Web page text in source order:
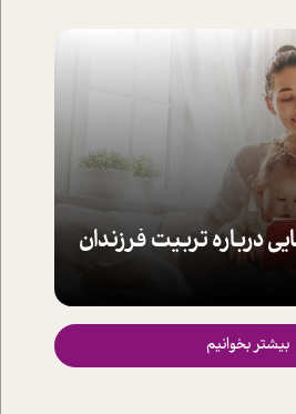
درباره تربیت فرزندان
بیشتر بخوانیم